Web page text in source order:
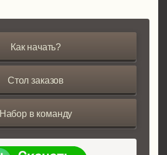
Как начать?
Стол заказов
Набор в команду